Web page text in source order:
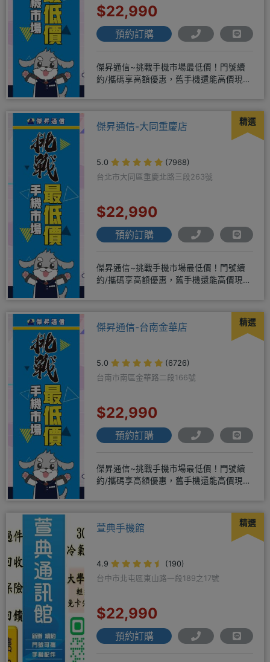
$22,990
預約訂購
傑昇通信~挑戰手機市場最低價！門號續
約/攜碼享高額優惠，舊手機還能高價現金
精選
傑昇通信-大同重慶店
5.0
(7968)
台北市大同區重慶北路三段263號
$22,990
預約訂購
傑昇通信~挑戰手機市場最低價！門號續
約/攜碼享高額優惠，舊手機還能高價現金
精選
傑昇通信-台南金華店
5.0
(6726)
台南市南區金華路二段166號
$22,990
預約訂購
傑昇通信~挑戰手機市場最低價！門號續
約/攜碼享高額優惠，舊手機還能高價現金
精選
萱典手機館
4.9
(190)
台中市北屯區東山路一段189之17號
$22,990
預約訂購